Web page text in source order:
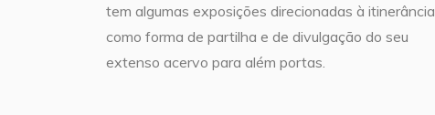
tem algumas exposições direcionadas à itinerância
como forma de partilha e de divulgação do seu
extenso acervo para além portas.